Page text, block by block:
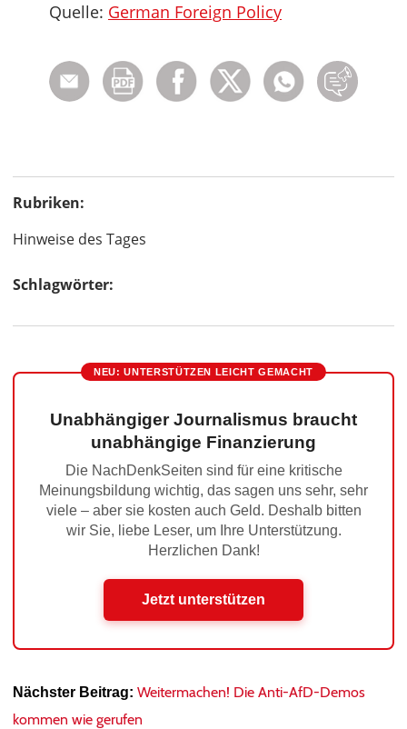
Quelle: German Foreign Policy
Rubriken:
Hinweise des Tages
Schlagwörter:
NEU: UNTERSTÜTZEN LEICHT GEMACHT
Unabhängiger Journalismus braucht
unabhängige Finanzierung
Die NachDenkSeiten sind für eine kritische
Meinungsbildung wichtig, das sagen uns sehr, sehr
viele – aber sie kosten auch Geld. Deshalb bitten
wir Sie, liebe Leser, um Ihre Unterstützung.
Herzlichen Dank!
Jetzt unterstützen
Nächster Beitrag: Weitermachen! Die Anti-AfD-Demos
kommen wie gerufen